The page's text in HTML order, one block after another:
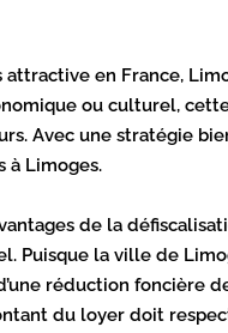
en France,
ou culturel,
Avec une stratégie
à Limoges.
de la
Puisque la ville de
réduction foncière
du loyer doit